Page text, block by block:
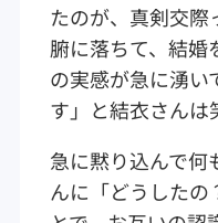
たのが、真剣交際
腑に落ちて、結婚
の実感が急に湧い
す」と結衣さんは
急に黙り込んで何
んに「どうしたの